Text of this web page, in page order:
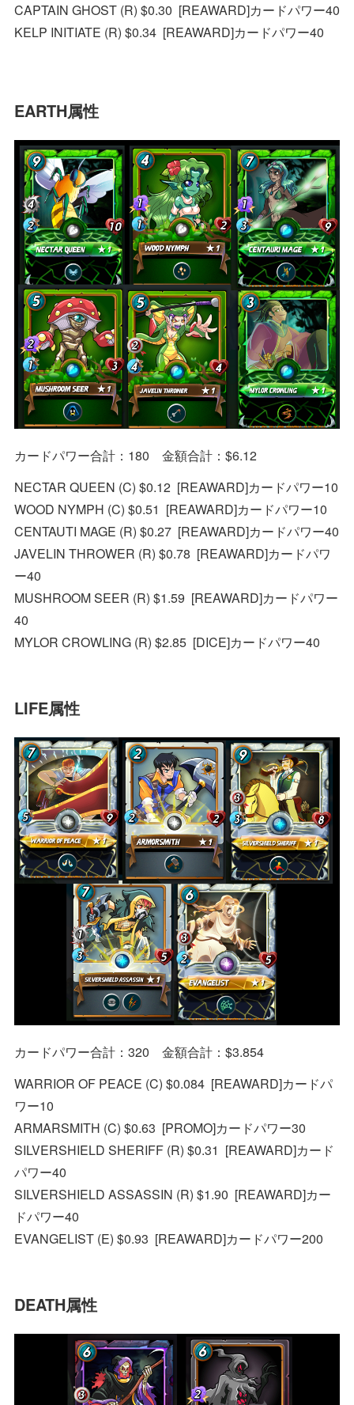
CAPTAIN GHOST (R) $0.30 [REAWARD]カードパワー40
KELP INITIATE (R) $0.34 [REAWARD]カードパワー40
EARTH属性
カードパワー合計：180 金額合計：$6.12
NECTAR QUEEN (C) $0.12 [REAWARD]カードパワー10
WOOD NYMPH (C) $0.51 [REAWARD]カードパワー10
CENTAUTI MAGE (R) $0.27 [REAWARD]カードパワー40
JAVELIN THROWER (R) $0.78 [REAWARD]カードパワ
ー40
MUSHROOM SEER (R) $1.59 [REAWARD]カードパワー
40
MYLOR CROWLING (R) $2.85 [DICE]カードパワー40
LIFE属性
カードパワー合計：320 金額合計：$3.854
WARRIOR OF PEACE (C) $0.084 [REAWARD]カードパ
ワー10
ARMARSMITH (C) $0.63 [PROMO]カードパワー30
SILVERSHIELD SHERIFF (R) $0.31 [REAWARD]カード
パワー40
SILVERSHIELD ASSASSIN (R) $1.90 [REAWARD]カー
ドパワー40
EVANGELIST (E) $0.93 [REAWARD]カードパワー200
DEATH属性